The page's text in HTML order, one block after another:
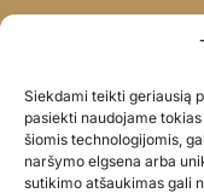
Siekdami teikti geriausią
pasiekti naudojame
šiomis technologijomis,
naršymo elgsena arba
sutikimo atšaukimas gali
Didmena
Darbų portfolio
Privatumo politika